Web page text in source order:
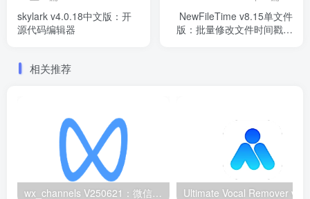
skylark v4.0.18中文版：开
源代码编辑器
NewFileTime v8.15单文件
版：批量修改文件时间戳工
相关推荐